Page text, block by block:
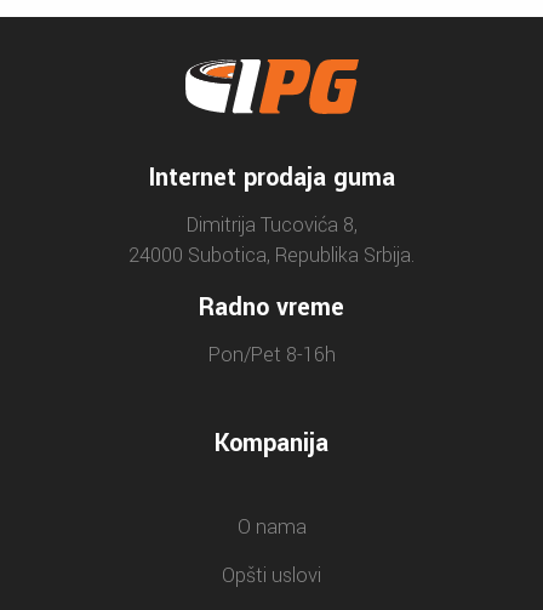
Internet prodaja guma
Dimitrija Tucovića 8,
24000 Subotica, Republika Srbija.
Radno vreme
Pon/Pet 8-16h
Kompanija
O nama
Opšti uslovi